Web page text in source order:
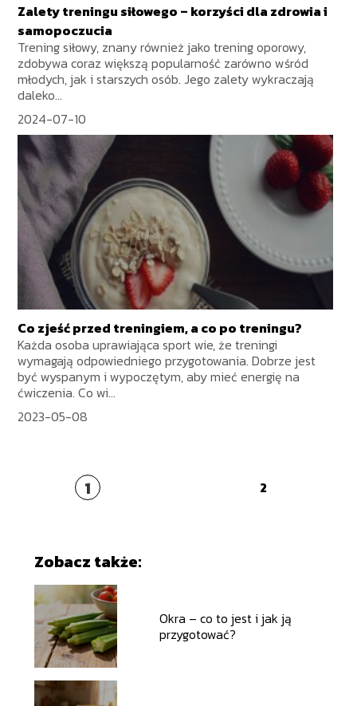
Zalety treningu siłowego – korzyści dla zdrowia i
samopoczucia
Trening siłowy, znany również jako trening oporowy,
zdobywa coraz większą popularność zarówno wśród
młodych, jak i starszych osób. Jego zalety wykraczają
daleko...
2024-07-10
Co zjeść przed treningiem, a co po treningu?
Każda osoba uprawiająca sport wie, że treningi
wymagają odpowiedniego przygotowania. Dobrze jest
być wyspanym i wypoczętym, aby mieć energię na
ćwiczenia. Co wi...
2023-05-08
1 2
Zobacz także:
Okra – co to jest i jak ją
przygotować?